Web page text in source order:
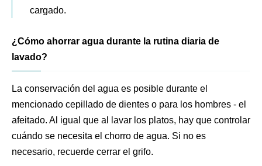
cargado.
¿Cómo ahorrar agua durante la rutina diaria de
lavado?
La conservación del agua es posible durante el
mencionado cepillado de dientes o para los hombres - el
afeitado. Al igual que al lavar los platos, hay que controlar
cuándo se necesita el chorro de agua. Si no es
necesario, recuerde cerrar el grifo.